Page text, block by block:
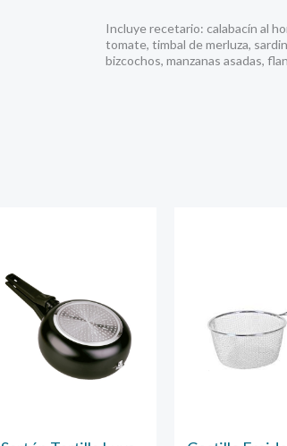
Incluye recetario: calabacín al
tomate, timbal de merluza,
bizcochos, manzanas asadas,